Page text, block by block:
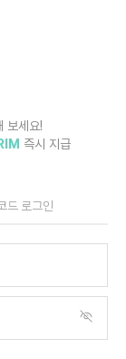
보세요!
즉시 지급
드 로그인